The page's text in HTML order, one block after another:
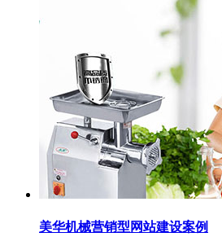
美华机械营销型网站建设案例